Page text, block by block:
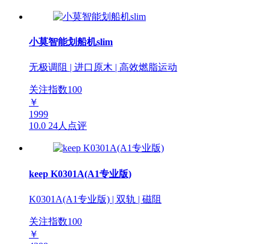
小莫智能划船机slim
无极调阻 | 进口原木 | 高效燃脂运动
关注指数100
￥
1999
10.0 24人点评
keep K0301A(A1专业版)
K0301A(A1专业版) | 双轨 | 磁阻
关注指数100
￥